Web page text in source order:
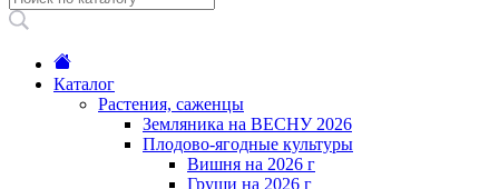
Каталог
Растения, саженцы
Земляника на ВЕСНУ 2026
Плодово-ягодные культуры
Вишня на 2026 г
Груши на 2026 г